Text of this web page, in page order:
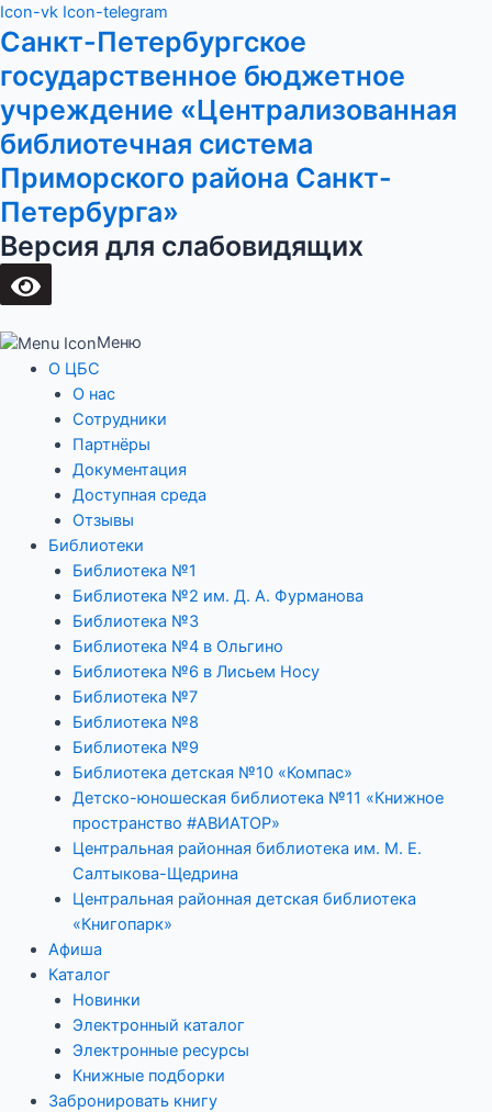
Перейти
к
Icon-vk Icon-telegram
Санкт-Петербургское
государственное бюджетное
учреждение «Централизованная
библиотечная система
Приморского района Санкт-
Петербурга»
Версия для слабовидящих
Меню
О ЦБС
О нас
Сотрудники
Партнёры
Документация
Доступная среда
Отзывы
Библиотеки
Библиотека №1
Библиотека №2 им. Д. А. Фурманова
Библиотека №3
Библиотека №4 в Ольгино
Библиотека №6 в Лисьем Носу
Библиотека №7
Библиотека №8
Библиотека №9
Библиотека детская №10 «Компас»
Детско-юношеская библиотека №11 «Книжное
пространство #АВИАТОР»
Центральная районная библиотека им. М. Е.
Салтыкова-Щедрина
Центральная районная детская библиотека
«Книгопарк»
Афиша
Каталог
Новинки
Электронный каталог
Электронные ресурсы
Книжные подборки
Забронировать книгу
Main
Menu